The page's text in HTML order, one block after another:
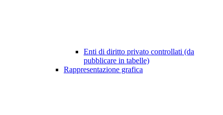
Enti di diritto privato controllati (da
pubblicare in tabelle)
Rappresentazione grafica